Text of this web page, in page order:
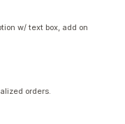
w/ text box, add on
orders.